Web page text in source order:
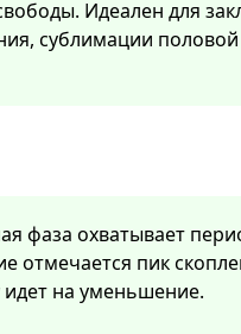
Идеален для
сублимации половой
фаза охватывает
отмечается пик
идет на уменьшение.